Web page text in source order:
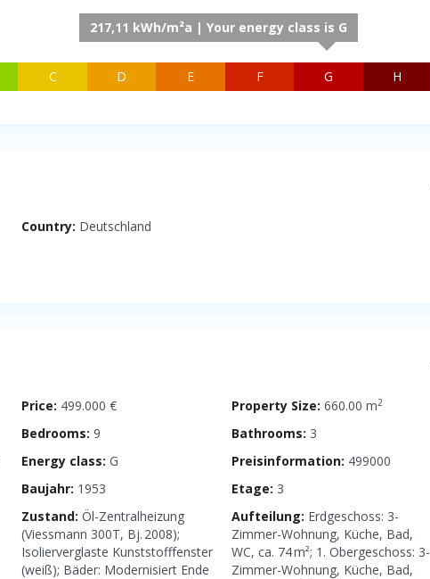
C D E F
217,11 kWh/m²a | Your energy class is G
G H
Country: Deutschland
Price: 499.000 € Property Size: 660.00 m2
Bedrooms: 9 Bathrooms: 3
Energy class: G Preisinformation: 499000
Baujahr: 1953 Etage: 3
Zustand: Öl-Zentralheizung
(Viessmann 300T, Bj. 2008);
Isolierverglaste Kunststofffenster
(weiß); Bäder: Modernisiert Ende
Aufteilung: Erdgeschoss: 3-
Zimmer-Wohnung, Küche, Bad,
WC, ca. 74 m²; 1. Obergeschoss: 3-
Zimmer-Wohnung, Küche, Bad,